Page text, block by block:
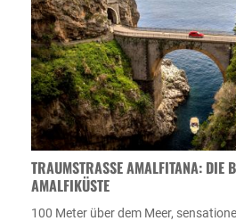
TRAUMSTRASSE AMALFITANA: DIE
MALFIKÜSTE
100 Meter über dem Meer,